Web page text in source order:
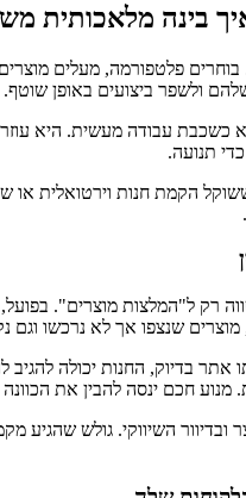
בוחרים פלטפורמה, מעלים
ולשפר ביצועים באופן שוטף.
עבודה מעשית. היא
תנועה.
רק ל"המלצות מוצרים".
מוצרים שנצפו אך לא נרכשו וגם
בדיוק, החנות יכולה
מנוע חכם ינסה להבין את
ובדיוור השיווקי. גולש